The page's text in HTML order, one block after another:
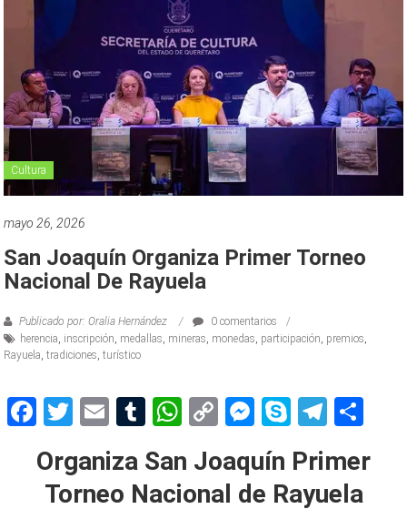
Cultura
mayo 26, 2026
San Joaquín Organiza Primer Torneo
Nacional De Rayuela
Publicado por: Oralia Hernández
0 comentarios
herencia inscripción medallas mineras monedas participación premios
Rayuela ,tradiciones ,turístico
Facebook
Twitter
EmailTumblr
WhatsApp
CopyMessenger
Skype
Organiza San Joaquín Primer
Torneo Nacional de Rayuela